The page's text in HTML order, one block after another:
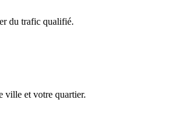
du trafic qualifié.
ville et votre quartier.